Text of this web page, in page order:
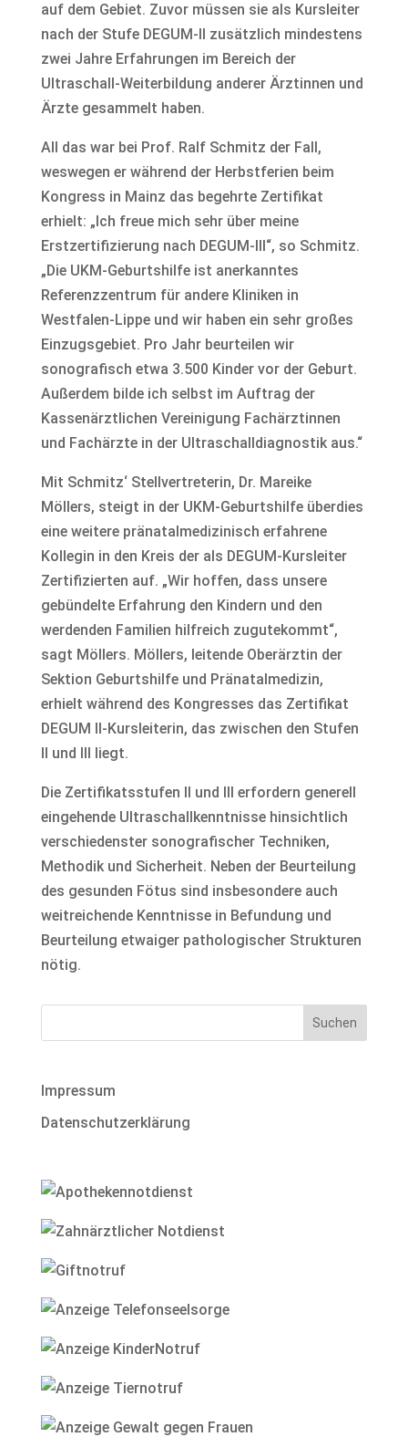
auf dem Gebiet. Zuvor müssen sie als Kursleiter
nach der Stufe DEGUM-II zusätzlich mindestens
zwei Jahre Erfahrungen im Bereich der
Ultraschall-Weiterbildung anderer Ärztinnen und
Ärzte gesammelt haben.
All das war bei Prof. Ralf Schmitz der Fall,
weswegen er während der Herbstferien beim
Kongress in Mainz das begehrte Zertifikat
erhielt: „Ich freue mich sehr über meine
Erstzertifizierung nach DEGUM-III“, so Schmitz.
„Die UKM-Geburtshilfe ist anerkanntes
Referenzzentrum für andere Kliniken in
Westfalen-Lippe und wir haben ein sehr großes
Einzugsgebiet. Pro Jahr beurteilen wir
sonografisch etwa 3.500 Kinder vor der Geburt.
Außerdem bilde ich selbst im Auftrag der
Kassenärztlichen Vereinigung Fachärztinnen
und Fachärzte in der Ultraschalldiagnostik aus.“
Mit Schmitz‘ Stellvertreterin, Dr. Mareike
Möllers, steigt in der UKM-Geburtshilfe überdies
eine weitere pränatalmedizinisch erfahrene
Kollegin in den Kreis der als DEGUM-Kursleiter
Zertifizierten auf. „Wir hoffen, dass unsere
gebündelte Erfahrung den Kindern und den
werdenden Familien hilfreich zugutekommt“,
sagt Möllers. Möllers, leitende Oberärztin der
Sektion Geburtshilfe und Pränatalmedizin,
erhielt während des Kongresses das Zertifikat
DEGUM II-Kursleiterin, das zwischen den Stufen
II und III liegt.
Die Zertifikatsstufen II und III erfordern generell
eingehende Ultraschallkenntnisse hinsichtlich
verschiedenster sonografischer Techniken,
Methodik und Sicherheit. Neben der Beurteilung
des gesunden Fötus sind insbesondere auch
weitreichende Kenntnisse in Befundung und
Beurteilung etwaiger pathologischer Strukturen
nötig.
Impressum
Datenschutzerklärung